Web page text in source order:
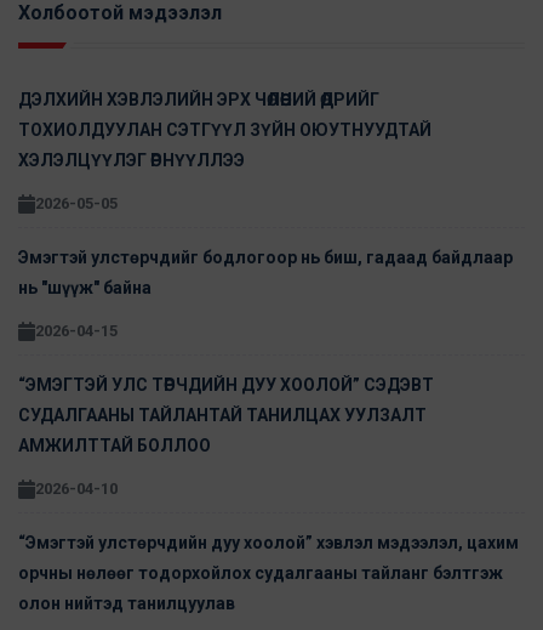
Холбоотой мэдээлэл
ДЭЛХИЙН ХЭВЛЭЛИЙН ЭРХ ЧӨЛӨӨНИЙ ӨДРИЙГ
ТОХИОЛДУУЛАН СЭТГҮҮЛ ЗҮЙН ОЮУТНУУДТАЙ
ХЭЛЭЛЦҮҮЛЭГ ӨРНҮҮЛЛЭЭ
2026-05-05
Эмэгтэй улстөрчдийг бодлогоор нь биш, гадаад байдлаар
нь "шүүж" байна
2026-04-15
“ЭМЭГТЭЙ УЛС ТӨРЧДИЙН ДУУ ХООЛОЙ” СЭДЭВТ
СУДАЛГААНЫ ТАЙЛАНТАЙ ТАНИЛЦАХ УУЛЗАЛТ
АМЖИЛТТАЙ БОЛЛОО
2026-04-10
“Эмэгтэй улстөрчдийн дуу хоолой” хэвлэл мэдээлэл, цахим
орчны нөлөөг тодорхойлох судалгааны тайланг бэлтгэж
олон нийтэд танилцуулав